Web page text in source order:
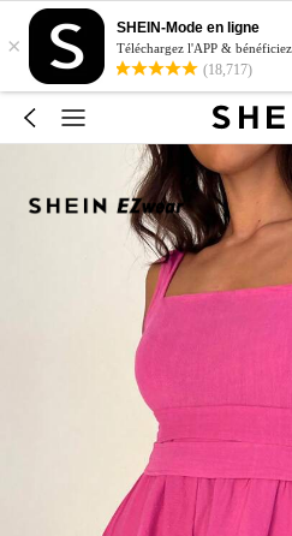
×
SHEIN-Mode en ligne
Téléchargez l'APP &
(18,717)